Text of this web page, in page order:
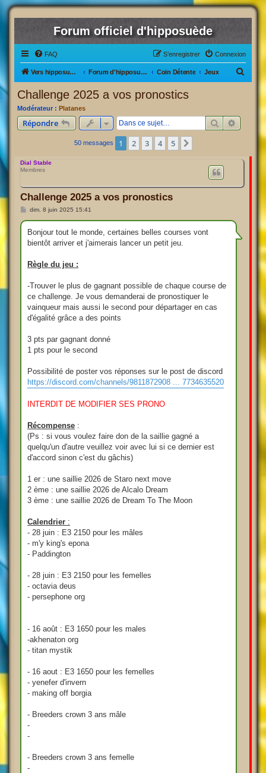
Forum officiel d'hipposuède
FAQ Connexion
S’enregistrer
Vers hipposuède, le jeu ! Forum d'hipposuède Coin Détente Jeux
Challenge 2025 a vos pronostics
Modérateur : Platanes
Répondre Rechercher
50 messages 1 2 3 4 5
Dial Stable
Membres
Challenge 2025 a vos pronostics
M
s
s
g
dim. 8 juin 2025 15:41
Bonjour tout le monde, certaines belles courses vont
bientôt arriver et j'aimerais lancer un petit jeu.
Règle du jeu :
-Trouver le plus de gagnant possible de chaque course de
ce challenge. Je vous demanderai de pronostiquer le
vainqueur mais aussi le second pour départager en cas
d'égalité grâce a des points
3 pts par gagnant donné
1 pts pour le second
Possibilité de poster vos réponses sur le post de discord
https://discord.com/channels/9811872908 ... 7734635520
INTERDIT DE MODIFIER SES PRONO
Récompense :
(Ps : si vous voulez faire don de la saillie gagné a
quelqu'un d'autre veuillez voir avec lui si ce dernier est
d'accord sinon c'est du gâchis)
1 er : une saillie 2026 de Staro next move
2 ème : une saillie 2026 de Alcalo Dream
3 ème : une saillie 2026 de Dream To The Moon
Calendrier :
- 28 juin : E3 2150 pour les mâles
- m'y king's epona
- Paddington
- 28 juin : E3 2150 pour les femelles
- octavia deus
- persephone org
- 16 août : E3 1650 pour les males
-akhenaton org
- titan mystik
- 16 aout : E3 1650 pour les femelles
- yenefer d'invern
- making off borgia
- Breeders crown 3 ans mâle
-
-
- Breeders crown 3 ans femelle
-